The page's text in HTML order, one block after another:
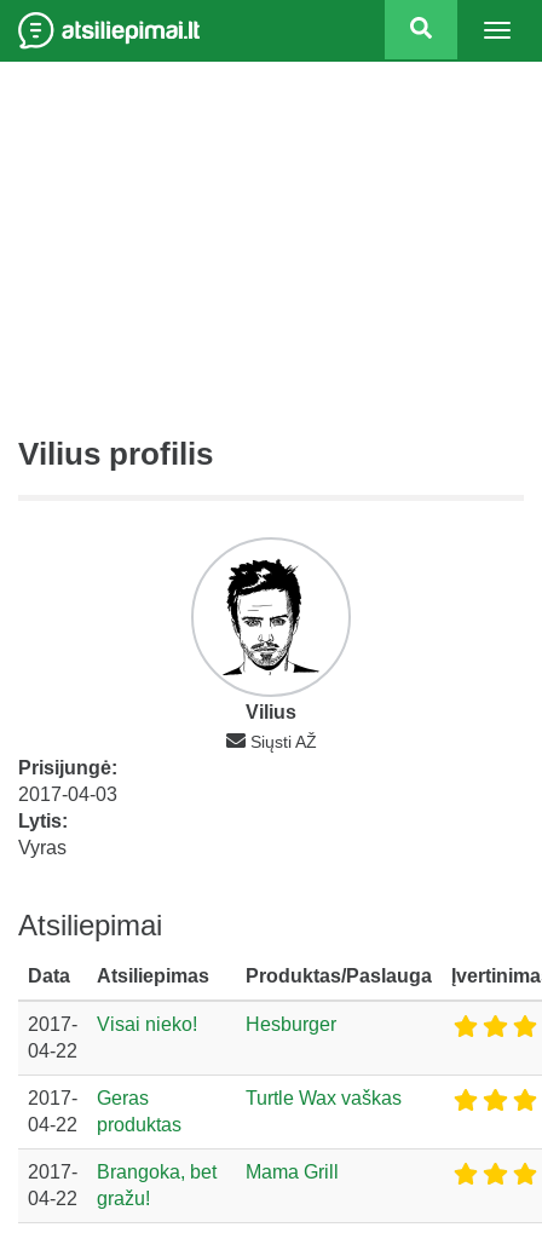
Vilius profilis
Vilius
Siųsti AŽ
Prisijungė:
2017-04-03
Lytis:
Vyras
Atsiliepimai
Data Atsiliepimas Produktas/Paslauga
2017-
04-22
Visai nieko! Hesburger
2017-
04-22
Geras
produktas
Turtle Wax vaškas
2017-
04-22
Brangoka, bet
gražu!
Mama Grill